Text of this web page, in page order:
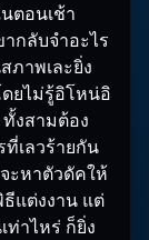
ตอนเช้า
กลับจำอะไร
ภาพเละยิ่ง
ยไม่รู้อิโหน่อิ
งสามต้อง
เลวร้ายกัน
ะหาตัวดัคให้
ธีแต่งงาน แต่
ท่าไหร่ ก็ยิ่ง